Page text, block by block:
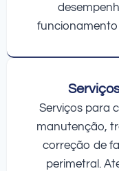
Serviços para
manutenção,
correção de
perimetral.